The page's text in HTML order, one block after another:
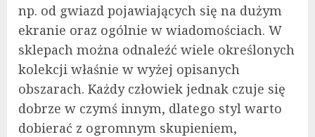
np. od gwiazd pojawiających się na dużym
ekranie oraz ogólnie w wiadomościach. W
sklepach można odnaleźć wiele określonych
kolekcji właśnie w wyżej opisanych
obszarach. Każdy człowiek jednak czuje się
dobrze w czymś innym, dlatego styl warto
dobierać z ogromnym skupieniem,